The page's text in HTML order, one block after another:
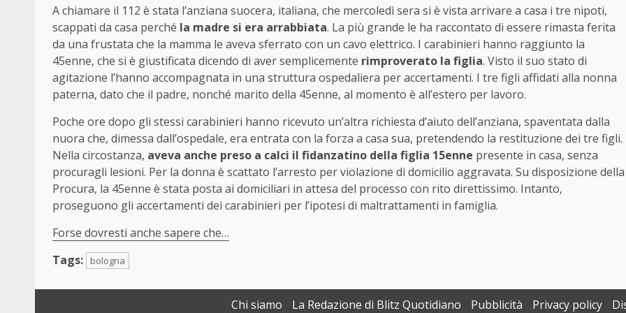
A chiamare il 112 è stata l’anziana suocera, italiana, che mercoledì sera si è vista arrivare a casa i tre nipoti,
scappati da casa perché la madre si era arrabbiata. La più grande le ha raccontato di essere rimasta ferita
da una frustata che la mamma le aveva sferrato con un cavo elettrico. I carabinieri hanno raggiunto la
45enne, che si è giustificata dicendo di aver semplicemente rimproverato la figlia. Visto il suo stato di
agitazione l’hanno accompagnata in una struttura ospedaliera per accertamenti. I tre figli affidati alla nonna
paterna, dato che il padre, nonché marito della 45enne, al momento è all’estero per lavoro.
Poche ore dopo gli stessi carabinieri hanno ricevuto un’altra richiesta d’aiuto dell’anziana, spaventata dalla
nuora che, dimessa dall’ospedale, era entrata con la forza a casa sua, pretendendo la restituzione dei tre figli.
Nella circostanza, aveva anche preso a calci il fidanzatino della figlia 15enne presente in casa, senza
procuragli lesioni. Per la donna è scattato l’arresto per violazione di domicilio aggravata. Su disposizione della
Procura, la 45enne è stata posta ai domiciliari in attesa del processo con rito direttissimo. Intanto,
proseguono gli accertamenti dei carabinieri per l’ipotesi di maltrattamenti in famiglia.
Forse dovresti anche sapere che…
Tags:
bologna
Chi siamo La Redazione di Blitz Quotidiano Pubblicità Privacy policy